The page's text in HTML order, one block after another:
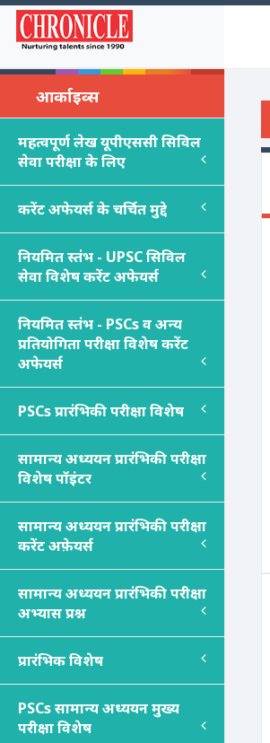
आर्काइव्स
महत्वपूर्ण लेख यूपीएससी सिविल
सेवा परीक्षा के लिए
करेंट अफेयर्स के चर्चित मुद्दे
नियमित स्तंभ - UPSC सिविल
सेवा विशेष करेंट अफेयर्स
नियमित स्तंभ - PSCsव अन्य
प्रतियोगिता परीक्षा विशेष करेंट
अफेयर्स
PSCsप्रारंभिकी परीक्षा विशेष
सामान्य अध्ययन प्रारंभिकी परीक्षा
विशेष पॉइंटर
सामान्य अध्ययन प्रारंभिकी परीक्षा
करेंट अफ़ेयर्स
सामान्य अध्ययन प्रारंभिकी परीक्षा
अभ्यास प्रश्न
प्रारंभिक विशेष
PSCsसामान्य अध्ययन मुख्य
परीक्षा विशेष